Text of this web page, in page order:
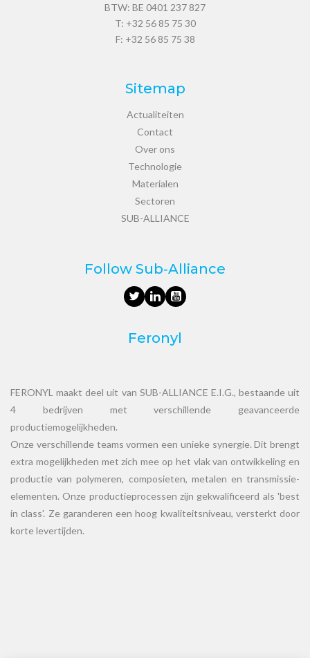
BTW: BE 0401 237 827
T: +32 56 85 75 30
F: +32 56 85 75 38
Sitemap
Actualiteiten
Contact
Over ons
Technologie
Materialen
Sectoren
SUB-ALLIANCE
Follow Sub‑Alliance
Feronyl
FERONYL maakt deel uit van SUB-ALLIANCE E.I.G., bestaande uit
4 bedrijven met verschillende geavanceerde
productiemogelijkheden.
Onze verschillende teams vormen een unieke synergie. Dit brengt
extra mogelijkheden met zich mee op het vlak van ontwikkeling en
productie van polymeren, composieten, metalen en transmissie-
elementen. Onze productieprocessen zijn gekwalificeerd als 'best
in class'. Ze garanderen een hoog kwaliteitsniveau, versterkt door
korte levertijden.